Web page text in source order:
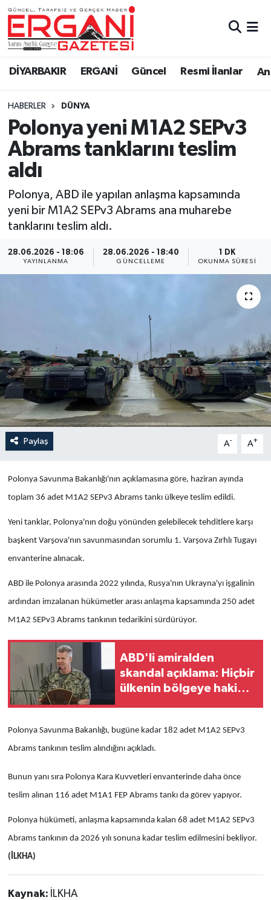
DİYARBAKIR ERGANİ Güncel Resmi İlanlar
HABERLER DÜNYA
Polonya yeni M1A2 SEPv3
Abrams tanklarını teslim
aldı
Polonya, ABD ile yapılan anlaşma kapsamında
yeni bir M1A2 SEPv3 Abrams ana muharebe
tanklarını teslim aldı.
28.06.2026 - 18:06
YAYINLANMA
28.06.2026 - 18:40
GÜNCELLEME
1 DK
OKUNMA SÜRESI
Paylaş A- A+
Polonya Savunma Bakanlığı'nın açıklamasına göre, haziran ayında
toplam 36 adet M1A2 SEPv3 Abrams tankı ülkeye teslim edildi.
Yeni tanklar, Polonya'nın doğu yönünden gelebilecek tehditlere karşı
başkent Varşova'nın savunmasından sorumlu 1. Varşova Zırhlı Tugayı
envanterine alınacak.
ABD ile Polonya arasında 2022 yılında, Rusya'nın Ukrayna'yı işgalinin
ardından imzalanan hükümetler arası anlaşma kapsamında 250 adet
M1A2 SEPv3 Abrams tankının tedarikini sürdürüyor.
ABD'li amiralden
skandal açıklama: Hiçbir
ülkenin bölgeye hakim
Polonya Savunma Bakanlığı, bugüne kadar 182 adet M1A2 SEPv3
Abrams tankının teslim alındığını açıkladı.
Bunun yanı sıra Polonya Kara Kuvvetleri envanterinde daha önce
teslim alınan 116 adet M1A1 FEP Abrams tankı da görev yapıyor.
Polonya hükümeti, anlaşma kapsamında kalan 68 adet M1A2 SEPv3
Abrams tankının da 2026 yılı sonuna kadar teslim edilmesini bekliyor.
(İLKHA)
Kaynak: İLKHA
DİYARBAKIR
BİSMİL
BAĞLAR
ERGANİ
Güncel
Eği̇ti̇m
Resmi İlanlar
Sağlık
Si̇yaset
Spor
Bi̇li̇m & Teknoloji̇
Dünya
Eği̇ti̇m
Ergani Nöbetçi Eczaneler
Ergani Hava Durumu
Ergani Trafik Yoğunluk Haritası
Süper Lig Puan Durumu ve Fikstür
Tüm Manşetler
Son Dakika Haberleri
Haber Arşivi